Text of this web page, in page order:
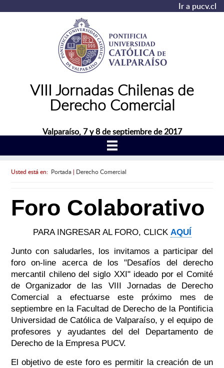
Ir a pucv.cl
VIII Jornadas Chilenas de
Derecho Comercial
Valparaíso, 7 y 8 de septiembre de 2017
Usted está en: Portada| Derecho Comercial
Foro Colaborativo
PARA INGRESAR AL FORO, CLICK AQUÍ
Junto con saludarles, los invitamos a participar del
foro on-line acerca de los "Desafíos del derecho
mercantil chileno del siglo XXI" ideado por el Comité
de Organizador de las VIII Jornadas de Derecho
Comercial a efectuarse este próximo mes de
septiembre en la Facultad de Derecho de la Pontificia
Universidad de Católica de Valparaíso, y el equipo de
profesores y ayudantes del del Departamento de
Derecho de la Empresa PUCV.
El objetivo de este foro es permitir la creación de un